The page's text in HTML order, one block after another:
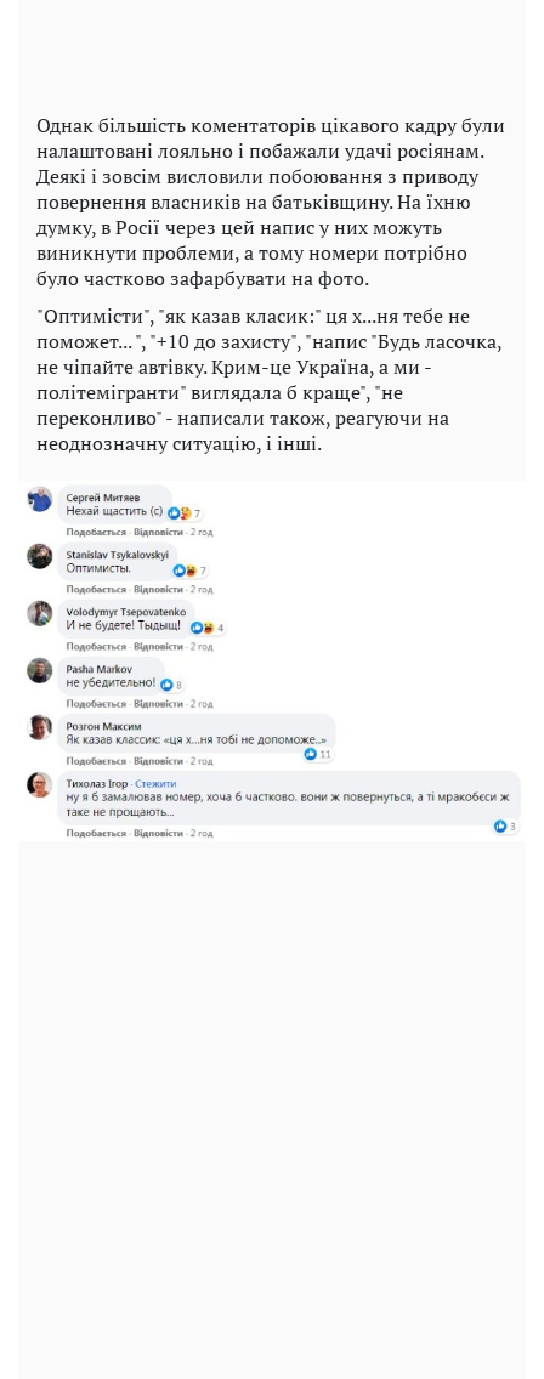
Однак більшість коментаторів цікавого кадру були
налаштовані лояльно і побажали удачі росіянам.
Деякі і зовсім висловили побоювання з приводу
повернення власників на батьківщину. На їхню
думку, в Росії через цей напис у них можуть
виникнути проблеми, а тому номери потрібно
було частково зафарбувати на фото.
"Оптимісти", "як казав класик:" ця х...ня тебе не
поможет... ", "+10 до захисту", "напис "Будь ласочка,
не чіпайте автівку. Крим-це Україна, а ми -
політемігранти" виглядала б краще", "не
переконливо" - написали також, реагуючи на
неоднозначну ситуацію, і інші.